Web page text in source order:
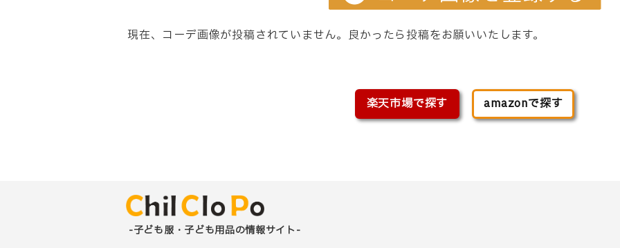
現在、コーデ画像が投稿されていません。良かったら投稿をお願いいたします。
楽天市場で探す amazonで探す
-子ども服・子ども用品の情報サイト-